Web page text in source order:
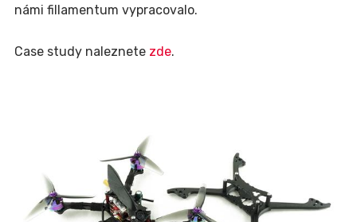
námi fillamentum vypracovalo.
Case study naleznete zde.